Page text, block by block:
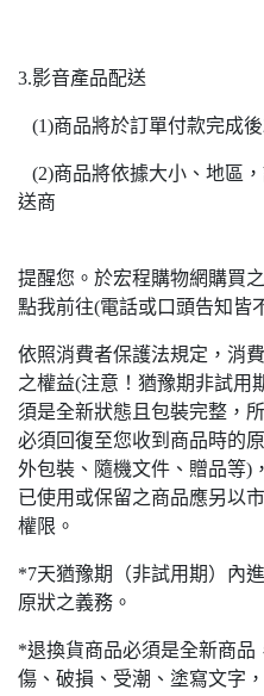
3.影音產品配送
(1)商品將於訂單付款完成
(2)商品將依據大小、地區
送商
提醒您。於宏程購物網購買
點我前往(電話或口頭告知皆
依照消費者保護法規定，消
之權益(注意！猶豫期非試用
須是全新狀態且包裝完整，
必須回復至您收到商品時的
外包裝、隨機文件、贈品等)
已使用或保留之商品應另以
權限。
*7天猶豫期（非試用期）內
原狀之義務。
*退換貨商品必須是全新商品
傷、破損、受潮、塗寫文字